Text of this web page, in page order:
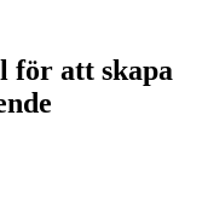
för att skapa